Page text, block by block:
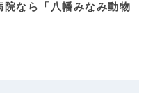
なら「八幡みなみ動物